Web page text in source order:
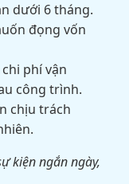
dưới 6 tháng.
đọng vốn
phí vận
công trình.
chịu trách
kiện ngắn ngày,